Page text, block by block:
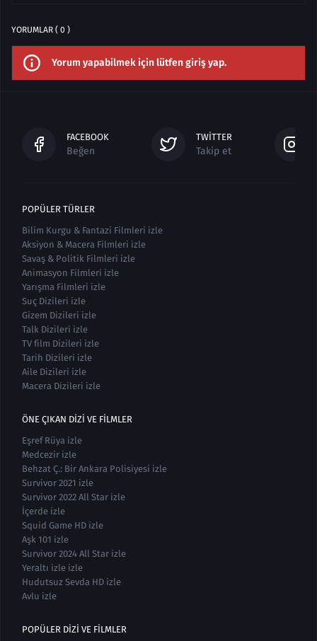
YORUMLAR ( 0 )
Yorum yapabilmek için lütfen giriş yap.
FACEBOOK
Beğen
TWITTER
Takip et
POPÜLER TÜRLER
Bilim Kurgu & Fantazi Filmleri izle
Aksiyon & Macera Filmleri izle
Savaş & Politik Filmleri izle
Animasyon Filmleri izle
Yarışma Filmleri izle
Suç Dizileri izle
Gizem Dizileri izle
Talk Dizileri izle
TV film Dizileri izle
Tarih Dizileri izle
Aile Dizileri izle
Macera Dizileri izle
ÖNE ÇIKAN DIZI VE FILMLER
Eşref Rüya izle
Medcezir izle
Behzat Ç.: Bir Ankara Polisiyesi izle
Survivor 2021 izle
Survivor 2022 All Star izle
İçerde izle
Squid Game HD izle
Aşk 101 izle
Survivor 2024 All Star izle
Yeraltı izle izle
Hudutsuz Sevda HD izle
Avlu izle
POPÜLER DIZI VE FILMLER